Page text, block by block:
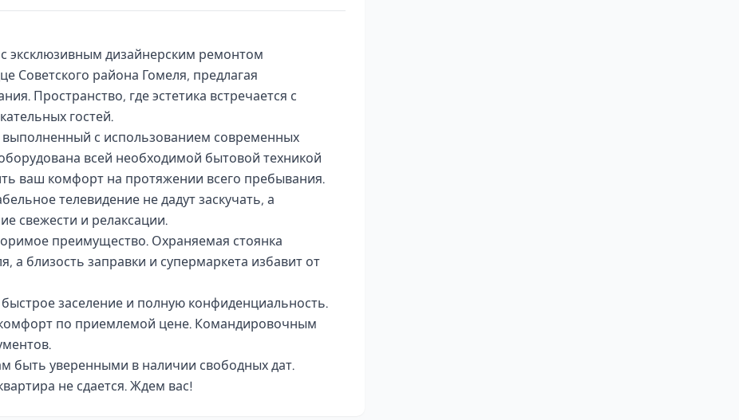
эксклюзивным дизайнерским ремонтом
Советского района Гомеля, предлагая
Пространство, где эстетика встречается с
гостей.
с использованием современных
всей необходимой бытовой техникой
ваш комфорт на протяжении всего пребывания.
телевидение не дадут заскучать, а
свежести и релаксации.
преимущество. Охраняемая стоянка
а близость заправки и супермаркета избавит от
заселение и полную конфиденциальность.
по приемлемой цене. Командировочным
быть уверенными в наличии свободных дат.
не сдается. Ждем вас!